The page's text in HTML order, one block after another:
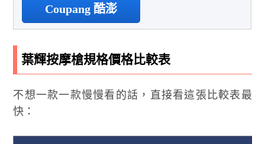
Coupang 酷澎
葉輝按摩槍規格價格比較表
不想一款一款慢慢看的話，直接看這張比較表最
快：